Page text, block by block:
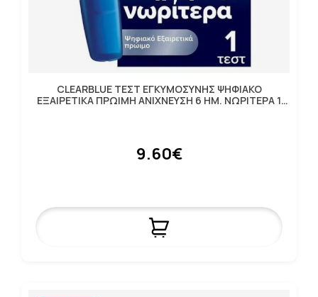
CLEARBLUE ΤΕΣΤ ΕΓΚΥΜΟΣΥΝΗΣ ΨΗΦΙΑΚΟ
ΕΞΑΙΡΕΤΙΚΑ ΠΡΩΙΜΗ ΑΝΙΧΝΕΥΣΗ 6 ΗΜ. ΝΩΡΙΤΕΡΑ 1
9.60€